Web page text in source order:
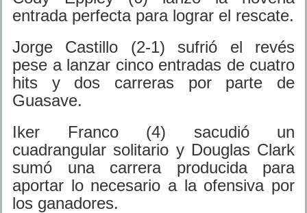
entrada perfecta para lograr el rescate.
Jorge Castillo (2-1) sufrió el revés
pese a lanzar cinco entradas de cuatro
hits y dos carreras por parte de
Guasave.
Iker Franco (4) sacudió un
cuadrangular solitario y Douglas Clark
sumó una carrera producida para
aportar lo necesario a la ofensiva por
los ganadores.